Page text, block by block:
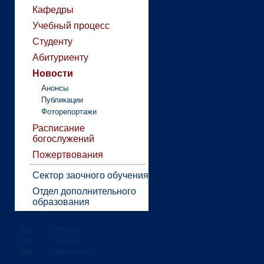
Кафедры
Учебный процесс
Студенту
Абитуриенту
Новости
Анонсы
Публикации
Фоторепортажи
Расписание
богослужений
Пожертвования
Сектор заочного обучения
Отдел дополнительного
образования